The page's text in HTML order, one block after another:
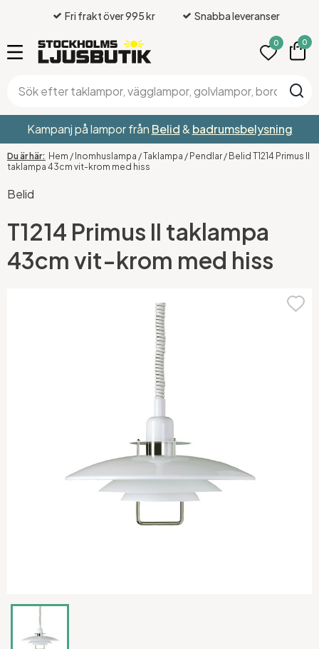
Fri frakt över 995 kr Snabba leveranser
0 0
Kampanj på lampor från Belid& badrumsbelysning
Hem / Inomhuslampa /Taklampa / Pendlar / Belid T1214 Primus II
taklampa 43cm vit-krom med hiss
Belid
T1214 Primus II taklampa
43cm vit-krom med hiss